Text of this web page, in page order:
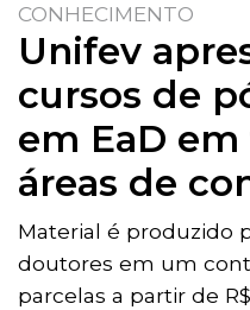
CONHECIMENTO
Unifev
cursos de
em EaD em
áreas de
Material é produzido
doutores em um
parcelas a partir de